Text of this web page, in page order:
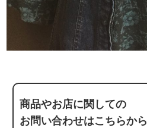
商品やお店に関しての
お問い合わせはこちらから